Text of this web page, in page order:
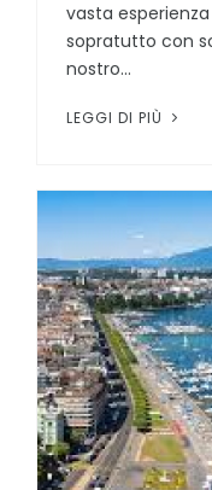
vasta
sopratutto con
nostro...
LEGGI DI PIÙ